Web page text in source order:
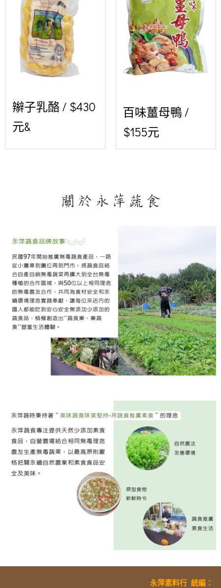
辮子乳酪 / $430
元&
百味薑母鴨 /
$155元
永萍素料行 統編 ：